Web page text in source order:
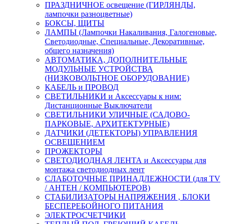
ПРАЗДНИЧНОЕ освещение (ГИРЛЯНДЫ,
лампочки разноцветные)
БОКСЫ, ЩИТЫ
ЛАМПЫ (Лампочки Накаливания, Галогеновые,
Светодиодные, Специальные, Декоративные,
общего назначения)
АВТОМАТИКА, ДОПОЛНИТЕЛЬНЫЕ
МОДУЛЬНЫЕ УСТРОЙСТВА
(НИЗКОВОЛЬТНОЕ ОБОРУДОВАНИЕ)
КАБЕЛЬ и ПРОВОД
СВЕТИЛЬНИКИ и Аксессуары к ним:
Дистанционные Выключатели
СВЕТИЛЬНИКИ УЛИЧНЫЕ (САДОВО-
ПАРКОВЫЕ, АРХИТЕКТУРНЫЕ)
ДАТЧИКИ (ДЕТЕКТОРЫ) УПРАВЛЕНИЯ
ОСВЕЩЕНИЕМ
ПРОЖЕКТОРЫ
СВЕТОДИОДНАЯ ЛЕНТА и Аксессуары для
монтажа светодиодных лент
СЛАБОТОЧНЫЕ ПРИНАДЛЕЖНОСТИ (для TV
/ АНТЕН / КОМПЬЮТЕРОВ)
СТАБИЛИЗАТОРЫ НАПРЯЖЕНИЯ , БЛОКИ
БЕСПЕРЕБОЙНОГО ПИТАНИЯ
ЭЛЕКТРОСЧЕТЧИКИ